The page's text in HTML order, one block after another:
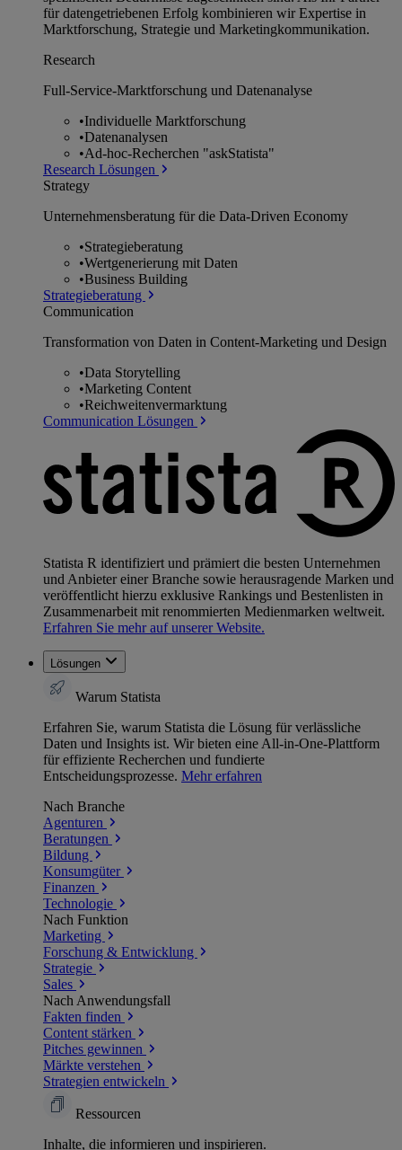
für datengetriebenen Erfolg kombinieren wir Expertise in
Marktforschung, Strategie und Marketingkommunikation.
Research
Full-Service-Marktforschung und Datenanalyse
•Individuelle Marktforschung
•Datenanalysen
•Ad-hoc-Recherchen "askStatista"
Research Lösungen
Strategy
Unternehmens­beratung für die Data-Driven Economy
•Strategieberatung
•Wertgenerierung mit Daten
•Business Building
Strategieberatung
Communication
Transformation von Daten in Content-Marketing und Design
•Data Storytelling
•Marketing Content
•Reichweitenvermarktung
Communication Lösungen
Statista R identifiziert und prämiert die besten Unternehmen
und Anbieter einer Branche sowie herausragende Marken und
veröffentlicht hierzu exklusive Rankings und Bestenlisten in
Zusammenarbeit mit renommierten Medienmarken weltweit.
Erfahren Sie mehr auf unserer Website.
Lösungen
Warum Statista
Erfahren Sie, warum Statista die Lösung für verlässliche
Daten und Insights ist. Wir bieten eine All-in-One-Plattform
für effiziente Recherchen und fundierte
Entscheidungsprozesse. Mehr erfahren
Nach Branche
Agenturen
Beratungen
Bildung
Konsumgüter
Finanzen
Technologie
Nach Funktion
Marketing
Forschung & Entwicklung
Strategie
Sales
Nach Anwendungsfall
Fakten finden
Content stärken
Pitches gewinnen
Märkte verstehen
Strategien entwickeln
Ressourcen
Inhalte, die informieren und inspirieren.